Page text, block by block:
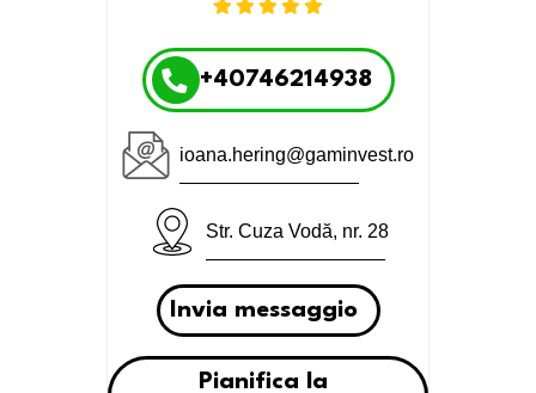
+40746214938
ioana.hering@gaminvest.ro
Str. Cuza Vodă, nr. 28
Invia messaggio
Pianifica la